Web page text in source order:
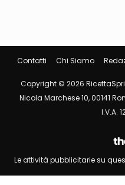
Contatti Chi Siamo
Copyright © 2026
Nicola Marchese 10, 00141
I.V.A.
Le attività pubblicitarie su